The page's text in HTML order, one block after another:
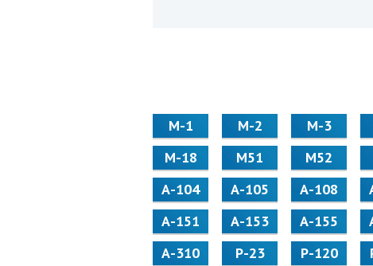
М-1 М-2 М-3
М-18
М51 М52
А-104
А-105 А-108
А-151
А-153 А-155
А-310
Р-23 Р-120